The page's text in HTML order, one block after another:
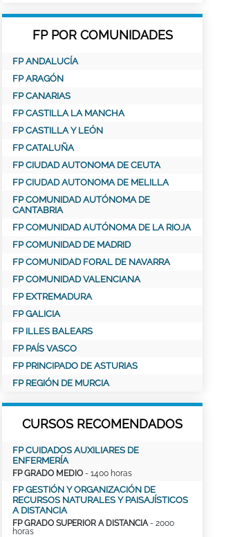
FP POR COMUNIDADES
FP ANDALUCÍA
FP ARAGÓN
FP CANARIAS
FP CASTILLA LA MANCHA
FP CASTILLA Y LEÓN
FP CATALUÑA
FP CIUDAD AUTONOMA DE CEUTA
FP CIUDAD AUTONOMA DE MELILLA
FP COMUNIDAD AUTÓNOMA DE
CANTABRIA
FP COMUNIDAD AUTÓNOMA DE LA RIOJA
FP COMUNIDAD DE MADRID
FP COMUNIDAD FORAL DE NAVARRA
FP COMUNIDAD VALENCIANA
FP EXTREMADURA
FP GALICIA
FP ILLES BALEARS
FP PAÍS VASCO
FP PRINCIPADO DE ASTURIAS
FP REGIÓN DE MURCIA
CURSOS RECOMENDADOS
FP CUIDADOS AUXILIARES DE
ENFERMERÍA
FP GRADO MEDIO - 1400 horas
FP GESTIÓN Y ORGANIZACIÓN DE
RECURSOS NATURALES Y PAISAJÍSTICOS
A DISTANCIA
FP GRADO SUPERIOR A DISTANCIA- 2000
horas